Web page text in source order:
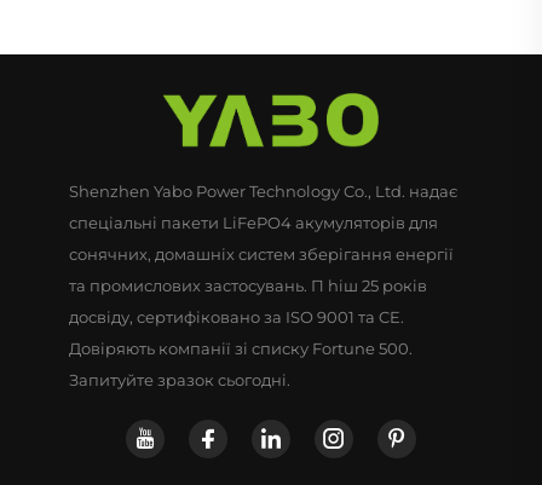
Shenzhen Yabo Power Technology Co., Ltd. надає
спеціальні пакети LiFePO4 акумуляторів для
сонячних, домашніх систем зберігання енергії
та промислових застосувань. П hiш 25 років
досвіду, сертифіковано за ISO 9001 та CE.
Довіряють компанії зі списку Fortune 500.
Запитуйте зразок сьогодні.